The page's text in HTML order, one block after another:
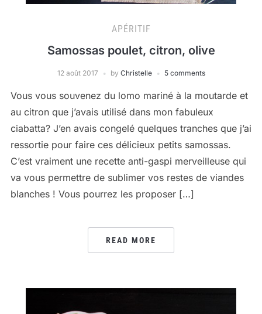
APÉRITIF
Samossas poulet, citron, olive
12 août 2017 by Christelle 5 comments
Vous vous souvenez du lomo mariné à la moutarde et
au citron que j’avais utilisé dans mon fabuleux
ciabatta? J’en avais congelé quelques tranches que j’ai
ressortie pour faire ces délicieux petits samossas.
C’est vraiment une recette anti-gaspi merveilleuse qui
va vous permettre de sublimer vos restes de viandes
blanches ! Vous pourrez les proposer […]
READ MORE